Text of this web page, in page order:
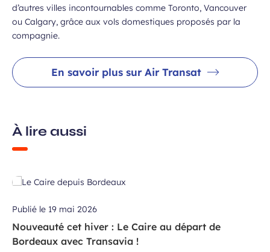
d’autres villes incontournables comme Toronto, Vancouver
ou Calgary, grâce aux vols domestiques proposés par la
compagnie.
En savoir plus sur Air Transat
À lire aussi
Publié le 19 mai 2026
Nouveauté cet hiver : Le Caire au départ de
Bordeaux avec Transavia !